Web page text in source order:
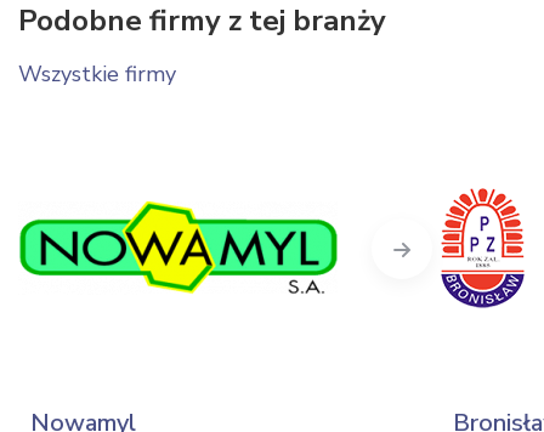
Podobne firmy z tej branży
Wszystkie firmy
Nowamyl
Next